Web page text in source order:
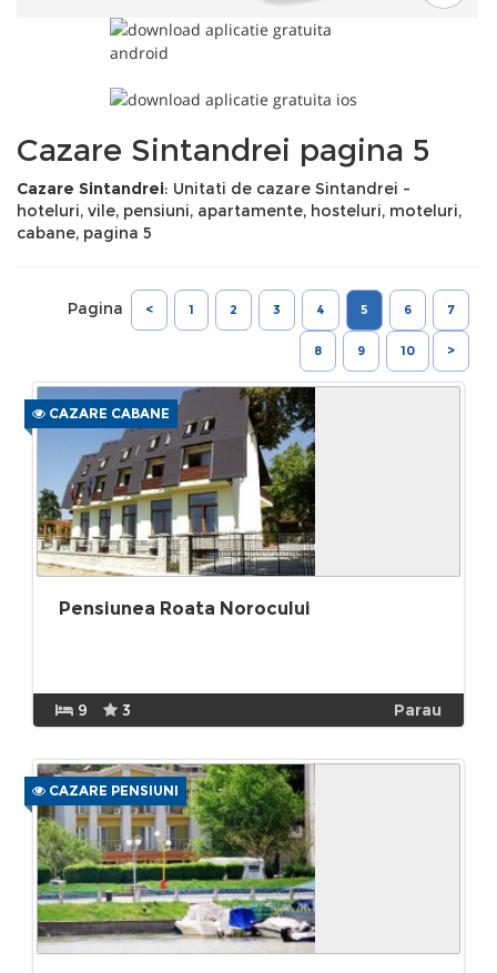
Cazare Sintandrei pagina 5
Cazare Sintandrei: Unitati de cazare Sintandrei -
hoteluri, vile, pensiuni, apartamente, hosteluri, moteluri,
cabane, pagina 5
Pagina < 1 2 3 4 5 6 7
8 9 10 >
CAZARE CABANE
Pensiunea Roata Norocului
9 3 Parau
CAZARE PENSIUNI